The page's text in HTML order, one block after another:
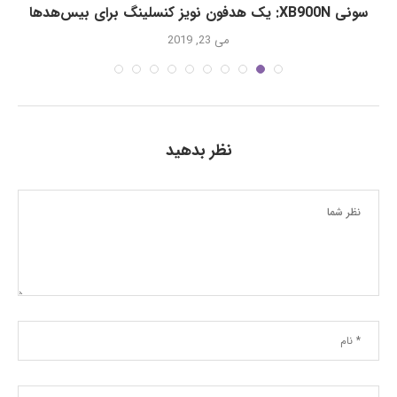
سونی XB900N: یک هدفون نویز کنسلینگ برای بیس‌هدها
می 23, 2019
نظر بدهید